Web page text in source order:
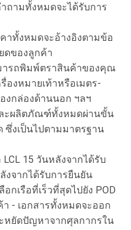
ถามทั้งหมดจะได้รับการ
าทั้งหมดจะอ้างอิงตามข้อ
ดของลูกค้า
มารถพิมพ์ตราสินค้าของคุณ
องหมายเท้าหรือเมตร-
งกล่องด้านนอก ฯลฯ
ะผลิตภัณฑ์ทั้งหมดผ่านขั้น
งเป็นไปตามมาตรฐาน
15 วันหลังจากได้รับ
งจากได้รับการยืนยัน
กเรือที่เร็วที่สุดไปยัง POD
า - เอกสารทั้งหมดจะออก
หยัดปัญหาจากศุลกากรใน